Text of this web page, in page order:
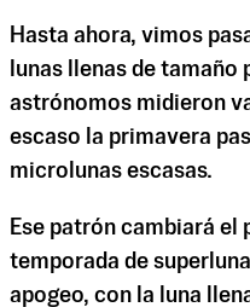
Hasta ahora, vimos
lunas llenas de tamaño
astrónomos midieron
escaso la primavera
microlunas escasas.
Ese patrón cambiará el
temporada de
apogeo, con la luna